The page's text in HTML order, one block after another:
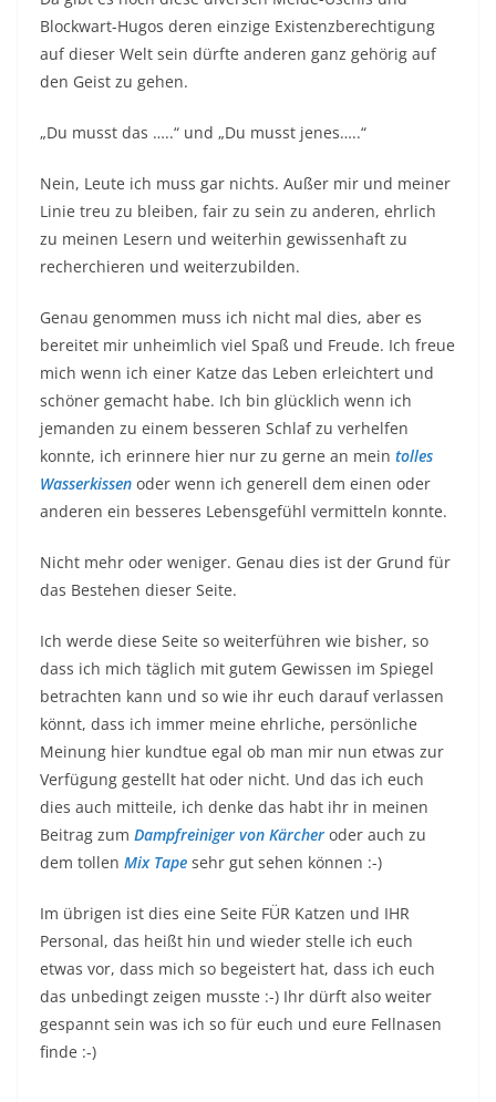
konnte, ich erinnere hier nur zu gerne an mein
oder wenn ich generell dem einen oder
anderen ein besseres Lebensgefühl vermitteln konnte.
das Bestehen dieser Seite.
Ich werde diese Seite so weiterführen wie bisher, so
dass ich mich täglich mit gutem Gewissen im Spiegel
betrachten kann und so wie ihr euch darauf verlassen
Meinung hier kundtue egal ob man mir nun etwas zur
Verfügung gestellt hat oder nicht. Und das ich euch
dies auch mitteile, ich denke das habt ihr in meinen
Beitrag zum
Dampfreiniger von Kärcher oder auch zu
dem tollen
Mix Tape sehr gut sehen können :-)
Im übrigen ist dies eine Seite FÜR Katzen und IHR
Personal, das heißt hin und wieder stelle ich euch
etwas vor, dass mich so begeistert hat, dass ich euch
das unbedingt zeigen musste :-) Ihr dürft also weiter
gespannt sein was ich so für euch und eure Fellnasen
Produktvorstellung: Catit 43747w
Blumentrinkbrunnen 3l mit Led
Katzenfutter im Test K-Favourites – Taubertalperser
Das könnte dir auch gefallen